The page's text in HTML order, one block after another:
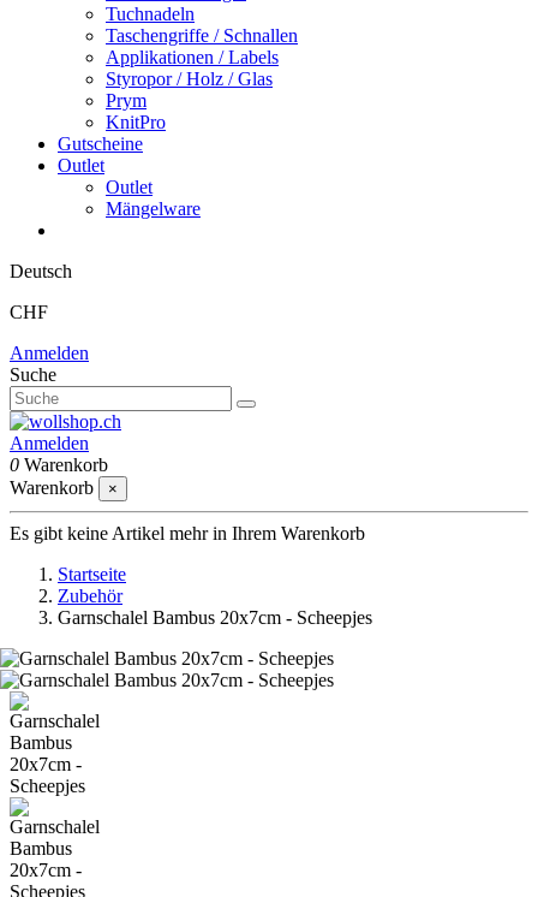
Tuchnadeln
Taschengriffe / Schnallen
Applikationen / Labels
Styropor / Holz / Glas
Prym
KnitPro
Gutscheine
Outlet
Outlet
Mängelware
Deutsch
CHF
Anmelden
Suche
Anmelden
0 Warenkorb
Warenkorb
×
Es gibt keine Artikel mehr in Ihrem Warenkorb
Startseite
Zubehör
Garnschalel Bambus 20x7cm - Scheepjes